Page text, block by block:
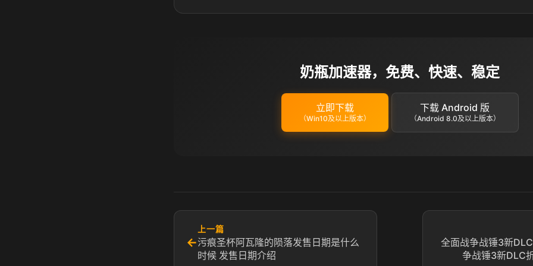
奶瓶加速器，免费、快速、稳定
立即下载
（Win10及以上版本）
下载 Android 版
（Android 8.0及以上版本）
←
上一篇
污痕圣杯阿瓦隆的陨落发售日期是什么
时候 发售日期介绍
全面战争战锤3新
争战锤3新DLC